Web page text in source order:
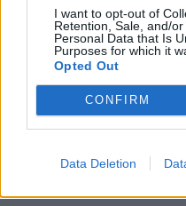
I want to opt-out of
Retention, Sale, and/
Personal Data that Is
Purposes for which it
Opted Out
CONFIRM
Data Deletion
ονομαζόταν
Η κάρτα αυτή ήταν
Roebuck. Ή μάλλον
Έτσι κι αλλιώς, δεν
πια. Μπορεί και να